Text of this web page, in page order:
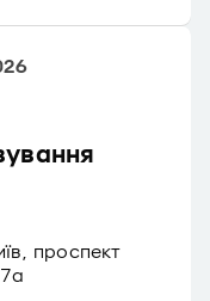
проспект